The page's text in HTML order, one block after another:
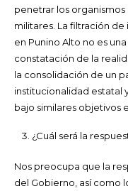
penetrar los
militares. La filtración
en Punino Alto no es
constatación de la
la consolidación de un
institucionalidad estatal
bajo similares objetivos
¿Cuál será la
Nos preocupa que la
del Gobierno, así como